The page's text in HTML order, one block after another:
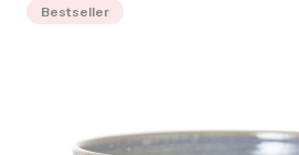
Bestseller